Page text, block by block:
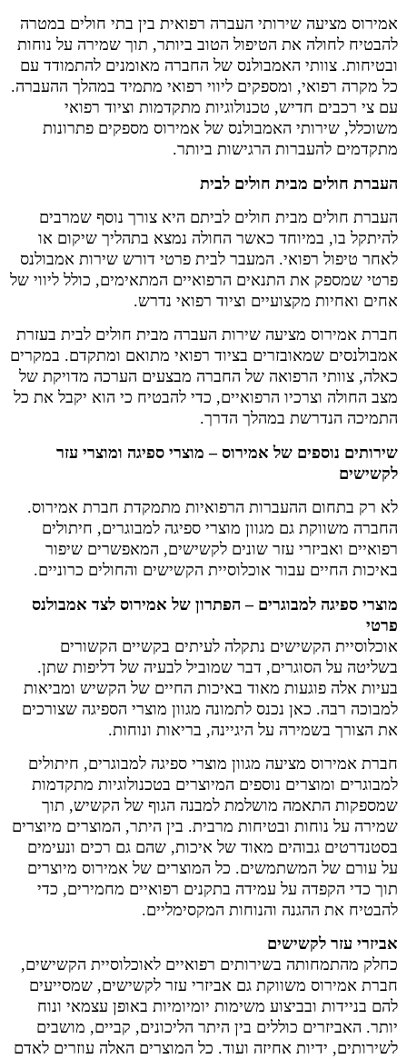
אמירוס מציעה שירותי העברה רפואית בין בתי חולים במטרה
להבטיח לחולה את הטיפול הטוב ביותר, תוך שמירה על נוחות
ובטיחות. צוותי האמבולנס של החברה מאומנים להתמודד עם
כל מקרה רפואי, ומספקים ליווי רפואי מתמיד במהלך ההעברה.
עם צי רכבים חדיש, טכנולוגיות מתקדמות וציוד רפואי
משוכלל, שירותי האמבולנס של אמירוס מספקים פתרונות
מתקדמים להעברות הרגישות ביותר.
העברת חולים מבית חולים לבית
העברת חולים מבית חולים לביתם היא צורך נוסף שמרבים
להיתקל בו, במיוחד כאשר החולה נמצא בתהליך שיקום או
לאחר טיפול רפואי. המעבר לבית פרטי דורש שירות אמבולנס
פרטי שמספק את התנאים הרפואיים המתאימים, כולל ליווי של
אחים ואחיות מקצועיים וציוד רפואי נדרש.
חברת אמירוס מציעה שירות העברה מבית חולים לבית בעזרת
אמבולנסים שמאובזרים בציוד רפואי מתואם ומתקדם. במקרים
כאלה, צוותי הרפואה של החברה מבצעים הערכה מדויקת של
מצב החולה וצרכיו הרפואיים, כדי להבטיח כי הוא יקבל את כל
התמיכה הנדרשת במהלך הדרך.
שירותים נוספים של אמירוס – מוצרי ספיגה ומוצרי עזר
לקשישים
לא רק בתחום ההעברות הרפואיות מתמקדת חברת אמירוס.
החברה משווקת גם מגוון מוצרי ספיגה למבוגרים, חיתולים
רפואיים ואביזרי עזר שונים לקשישים, המאפשרים שיפור
באיכות החיים עבור אוכלוסיית הקשישים והחולים כרוניים.
מוצרי ספיגה למבוגרים – הפתרון של אמירוס לצד אמבולנס
פרטי
אוכלוסיית הקשישים נתקלה לעיתים בקשיים הקשורים
בשליטה על הסוגרים, דבר שמוביל לבעיה של דליפות שתן.
בעיות אלה פוגעות מאוד באיכות החיים של הקשיש ומביאות
למבוכה רבה. כאן נכנס לתמונה מגוון מוצרי הספיגה שצורכים
את הצורך בשמירה על היגיינה, בריאות ונוחות.
חברת אמירוס מציעה מגוון מוצרי ספיגה למבוגרים, חיתולים
למבוגרים ומוצרים נוספים המיוצרים בטכנולוגיות מתקדמות
שמספקות התאמה מושלמת למבנה הגוף של הקשיש, תוך
שמירה על נוחות ובטיחות מרבית. בין היתר, המוצרים מיוצרים
בסטנדרטים גבוהים מאוד של איכות, שהם גם רכים ונעימים
על עורם של המשתמשים. כל המוצרים של אמירוס מיוצרים
תוך כדי הקפדה על עמידה בתקנים רפואיים מחמירים, כדי
להבטיח את ההגנה והנוחות המקסימליים.
אביזרי עזר לקשישים
כחלק מהתמחותה בשירותים רפואיים לאוכלוסיית הקשישים,
חברת אמירוס משווקת גם אביזרי עזר לקשישים, שמסייעים
להם בניידות ובביצוע משימות יומיומיות באופן עצמאי ונוח
יותר. האביזרים כוללים בין היתר הליכונים, קביים, מושבים
לשירותים, ידיות אחיזה ועוד. כל המוצרים האלה עוזרים לאדם